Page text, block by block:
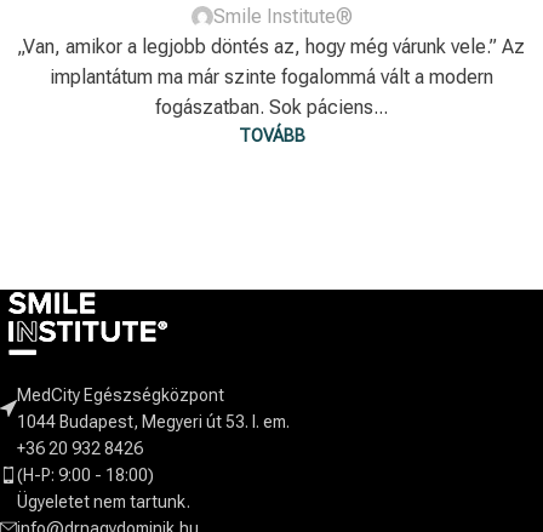
Smile Institute®
„Van, amikor a legjobb döntés az, hogy még várunk vele.” Az
implantátum ma már szinte fogalommá vált a modern
fogászatban. Sok páciens...
TOVÁBB
MedCity Egészségközpont
1044 Budapest, Megyeri út 53. I. em.
+36 20 932 8426
(H-P: 9:00 - 18:00)
Ügyeletet nem tartunk.